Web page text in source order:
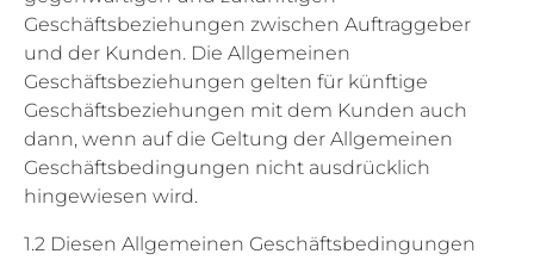
Geschäftsbeziehungen zwischen Auftraggeber
und der Kunden. Die Allgemeinen
Geschäftsbeziehungen gelten für künftige
Geschäftsbeziehungen mit dem Kunden auch
dann, wenn auf die Geltung der Allgemeinen
Geschäftsbedingungen nicht ausdrücklich
hingewiesen wird.
1.2 Diesen Allgemeinen Geschäftsbedingungen